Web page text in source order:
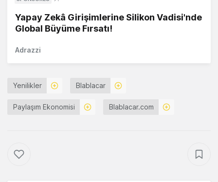
Yapay Zekâ Girişimlerine Silikon Vadisi'nde
Global Büyüme Fırsatı!
Adrazzi
Yenilikler Blablacar
Paylaşım Ekonomisi Blablacar.com